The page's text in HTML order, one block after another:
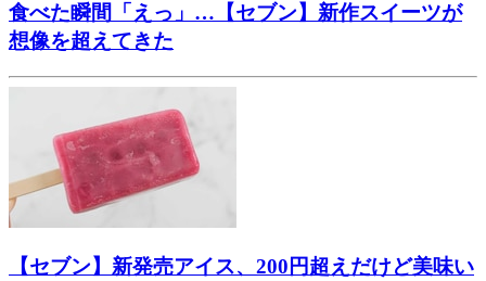
食べた瞬間「えっ」…【セブン】新作スイーツが
想像を超えてきた
【セブン】新発売アイス、200円超えだけど美味い